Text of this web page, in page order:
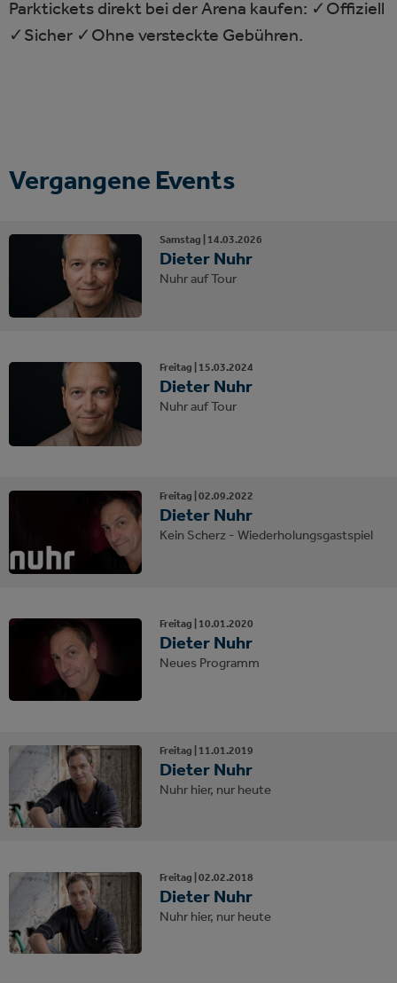
Parktickets direkt bei der Arena kaufen: ✓Offiziell
✓Sicher ✓Ohne versteckte Gebühren.
Vergangene Events
Samstag | 14.03.2026
Dieter Nuhr
Nuhr auf Tour
Freitag | 15.03.2024
Dieter Nuhr
Nuhr auf Tour
Freitag | 02.09.2022
Dieter Nuhr
Kein Scherz - Wiederholungsgastspiel
Freitag | 10.01.2020
Dieter Nuhr
Neues Programm
Freitag | 11.01.2019
Dieter Nuhr
Nuhr hier, nur heute
Freitag | 02.02.2018
Dieter Nuhr
Nuhr hier, nur heute